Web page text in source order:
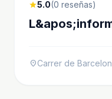
star5.0(0 reseñas)
location_onCarrer de